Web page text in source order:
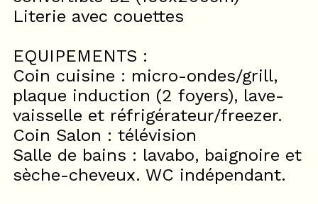
Literie avec couettes
EQUIPEMENTS :
Coin cuisine : micro-ondes/grill,
plaque induction (2 foyers), lave-
vaisselle et réfrigérateur/freezer.
Coin Salon : télévision
Salle de bains : lavabo, baignoire et
sèche-cheveux. WC indépendant.